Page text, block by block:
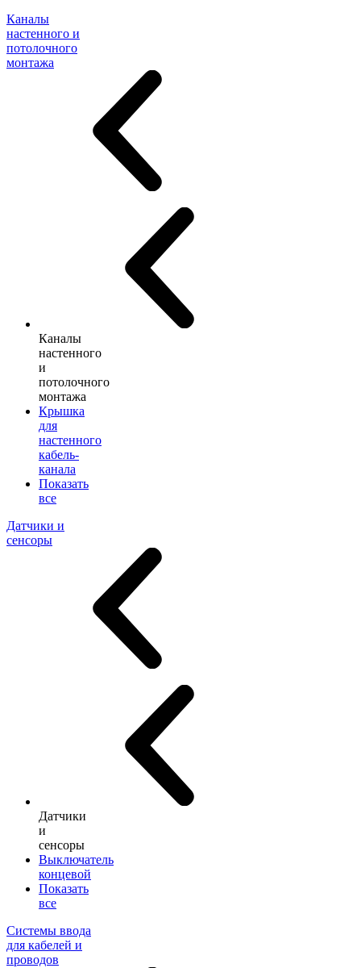
Каналы
настенного и
потолочного
монтажа
Каналы
настенного
и
потолочного
монтажа
Крышка
для
настенного
кабель-
канала
Показать
все
Датчики и
сенсоры
Датчики
и
сенсоры
Выключатель
концевой
Показать
все
Системы ввода
для кабелей и
проводов